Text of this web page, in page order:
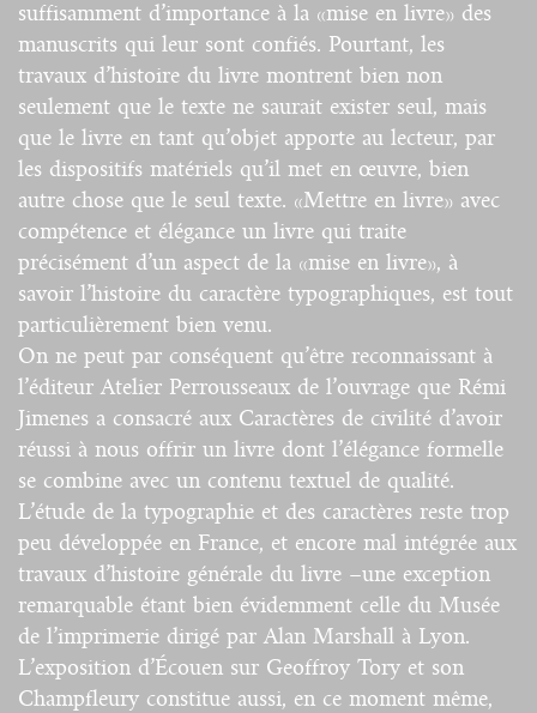
suffisamment d’importance à la «mise en livre» des
manuscrits qui leur sont confiés. Pourtant, les
travaux d’histoire du livre montrent bien non
seulement que le texte ne saurait exister seul, mais
que le livre en tant qu’objet apporte au lecteur, par
les dispositifs matériels qu’il met en œuvre, bien
autre chose que le seul texte. «Mettre en livre» avec
compétence et élégance un livre qui traite
précisément d’un aspect de la «mise en livre», à
savoir l’histoire du caractère typographiques, est tout
particulièrement bien venu.
On ne peut par conséquent qu’être reconnaissant à
l’éditeur Atelier Perrousseaux de l’ouvrage que Rémi
Jimenes a consacré aux Caractères de civilité d’avoir
réussi à nous offrir un livre dont l’élégance formelle
se combine avec un contenu textuel de qualité.
L’étude de la typographie et des caractères reste trop
peu développée en France, et encore mal intégrée aux
travaux d’histoire générale du livre –une exception
remarquable étant bien évidemment celle du Musée
de l’imprimerie dirigé par Alan Marshall à Lyon.
L’exposition d’Écouen sur Geoffroy Tory et son
Champfleury constitue aussi, en ce moment même,